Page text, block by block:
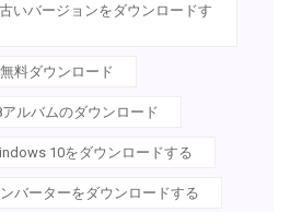
いバージョンをダウンロードす
料ダウンロード
ルバムのダウンロード
10をダウンロードする
バーターをダウンロードする